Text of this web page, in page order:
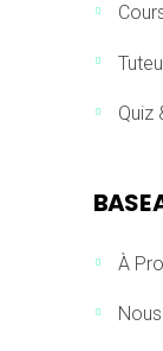
Quiz
À